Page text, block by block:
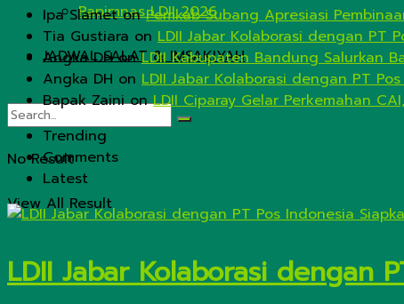
Rapimnas LDII 2026
JADWAL SALAT & IMSAKIYAH
No Result
View All Result
Ipa SlametonPemkab Subang Apresiasi
Tia Gustiara on LDII Jabar Kolaborasi dengan PT
Angka DHonLDII Kabupaten Bandung Salurkan
Angka DH on LDII Jabar Kolaborasi dengan PT
Bapak ZainionLDII Ciparay Gelar Perkemahan
Trending
Comments
Latest
LDII Jabar Kolaborasi dengan